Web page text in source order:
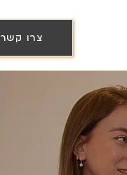
צרו קשר